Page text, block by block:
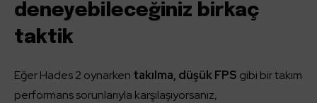
deneyebileceğiniz birkaç
taktik
Eğer Hades 2 oynarken takılma, düşük FPS gibi bir takım
performans sorunlarıyla karşılaşıyorsanız,